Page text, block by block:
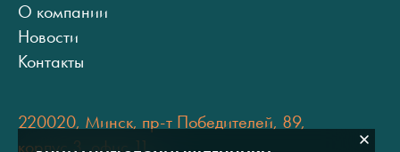
О компании
Новости
Контакты
220020, Минск, пр-т Победителей, 89,
корпус 3, офис 11